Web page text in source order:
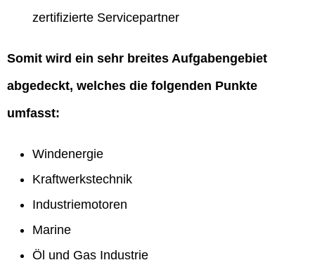
zertifizierte Servicepartner
Somit wird ein sehr breites Aufgabengebiet
abgedeckt, welches die folgenden Punkte
umfasst:
Windenergie
Kraftwerkstechnik
Industriemotoren
Marine
Öl und Gas Industrie